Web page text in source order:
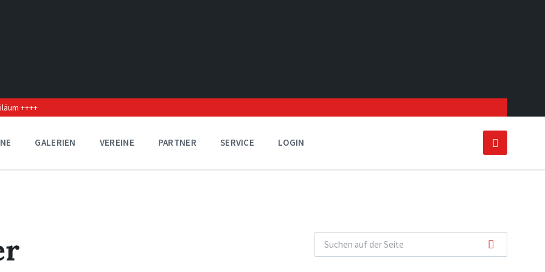
++++
GALERIEN VEREINE PARTNER SERVICE LOGIN